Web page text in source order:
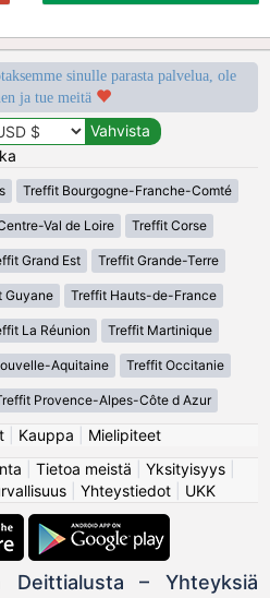
sinulle parasta palvelua, ole
ja tue meitä
Treffit Bourgogne-Franche-Comté
Val de Loire Treffit Corse
Grand Est Treffit Grande-Terre
Guyane Treffit Hauts-de-France
La Réunion Treffit Martinique
Aquitaine Treffit Occitanie
Provence-Alpes-Côte d Azur
Kauppa
Mielipiteet
Tietoa meistä Yksityisyys|
Yhteystiedot UKK
Deittialusta – Yhteyksiä